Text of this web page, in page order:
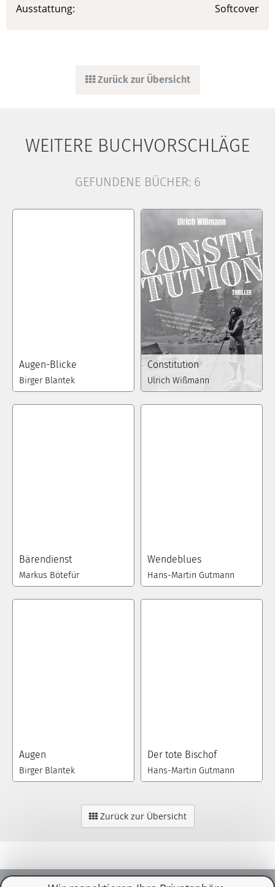
Ausstattung:
Softcover
Zurück zur Übersicht
WEITERE BUCHVORSCHLÄGE
GEFUNDENE BÜCHER: 6
Augen-Blicke
Birger Blantek
Constitution
Ulrich Wißmann
Bärendienst
Markus Bötefür
Wendeblues
Hans-Martin Gutmann
Augen
Birger Blantek
Der tote Bischof
Hans-Martin Gutmann
Zurück zur Übersicht